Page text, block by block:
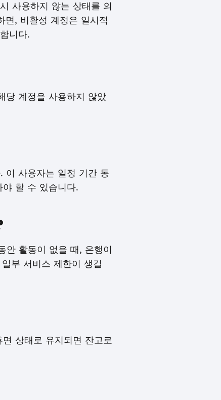
사용하지 않는 상태를 의
면, 비활성 계정은 일시적
니다.
당 계정을 사용하지 않았
이 사용자는 일정 기간 동
할 수 있습니다.
안 활동이 없을 때, 은행이
부 서비스 제한이 생길
상태로 유지되면 잔고로